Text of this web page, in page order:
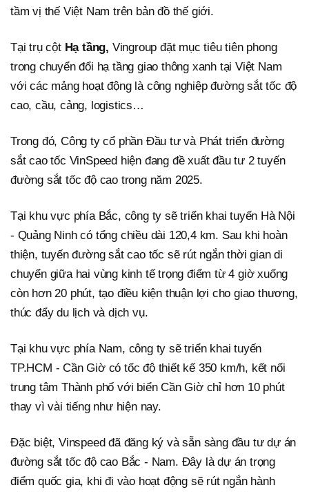
tầm vị thế Việt Nam trên bản đồ thế giới.
Tại trụ cột Hạ tầng, Vingroup đặt mục tiêu tiên phong
trong chuyển đổi hạ tầng giao thông xanh tại Việt Nam
với các mảng hoạt động là công nghiệp đường sắt tốc độ
cao, cầu, cảng, logistics…
Trong đó, Công ty cổ phần Đầu tư và Phát triển đường
sắt cao tốc VinSpeed hiện đang đề xuất đầu tư 2 tuyến
đường sắt tốc độ cao trong năm 2025.
Tại khu vực phía Bắc, công ty sẽ triển khai tuyến Hà Nội
- Quảng Ninh có tổng chiều dài 120,4 km. Sau khi hoàn
thiện, tuyến đường sắt cao tốc sẽ rút ngắn thời gian di
chuyển giữa hai vùng kinh tế trọng điểm từ 4 giờ xuống
còn hơn 20 phút, tạo điều kiện thuận lợi cho giao thương,
thúc đẩy du lịch và dịch vụ.
Tại khu vực phía Nam, công ty sẽ triển khai tuyến
TP.HCM - Cần Giờ có tốc độ thiết kế 350 km/h, kết nối
trung tâm Thành phố với biển Cần Giờ chỉ hơn 10 phút
thay vì vài tiếng như hiện nay.
Đặc biệt, Vinspeed đã đăng ký và sẵn sàng đầu tư dự án
đường sắt tốc độ cao Bắc - Nam. Đây là dự án trọng
điểm quốc gia, khi đi vào hoạt động sẽ rút ngắn hành